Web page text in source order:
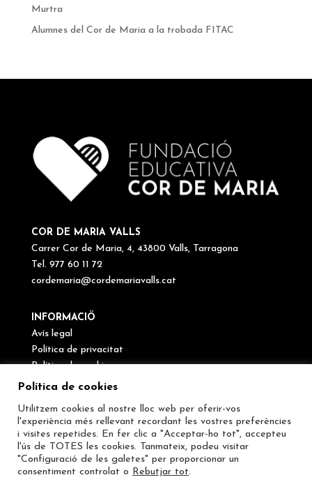
Murtra
Alumnes del Cor de Maria a la trobada FITAC
COR DE MARIA VALLS
Carrer Cor de Maria, 4, 43800 Valls, Tarragona
Tel. 977 60 11 72
cordemaria@cordemariavalls.cat
INFORMACIÖ
Avís legal
Política de privacitat
Política de cookies
Canal de denúncies
SEGUEIX-NOS
Política de cookies
Utilitzem cookies al nostre lloc web per oferir-vos
l'experiència més rellevant recordant les vostres preferències
i visites repetides. En fer clic a "Acceptar-ho tot", accepteu
l'ús de TOTES les cookies. Tanmateix, podeu visitar
"Configuració de les galetes" per proporcionar un
consentiment controlat o Rebutjar tot.